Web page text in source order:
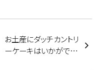
お土産にダッチカントリ
ーケーキはいかがです